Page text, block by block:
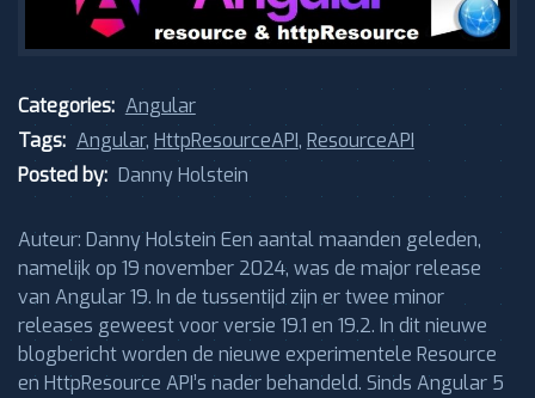
Categories: Angular
Tags: Angular, HttpResourceAPI, ResourceAPI
Posted by: Danny Holstein
Auteur: Danny Holstein Een aantal maanden geleden,
namelijk op 19 november 2024, was de major release
van Angular 19. In de tussentijd zijn er twee minor
releases geweest voor versie 19.1 en 19.2. In dit nieuwe
blogbericht worden de nieuwe experimentele Resource
en HttpResource API’s nader behandeld. Sinds Angular 5